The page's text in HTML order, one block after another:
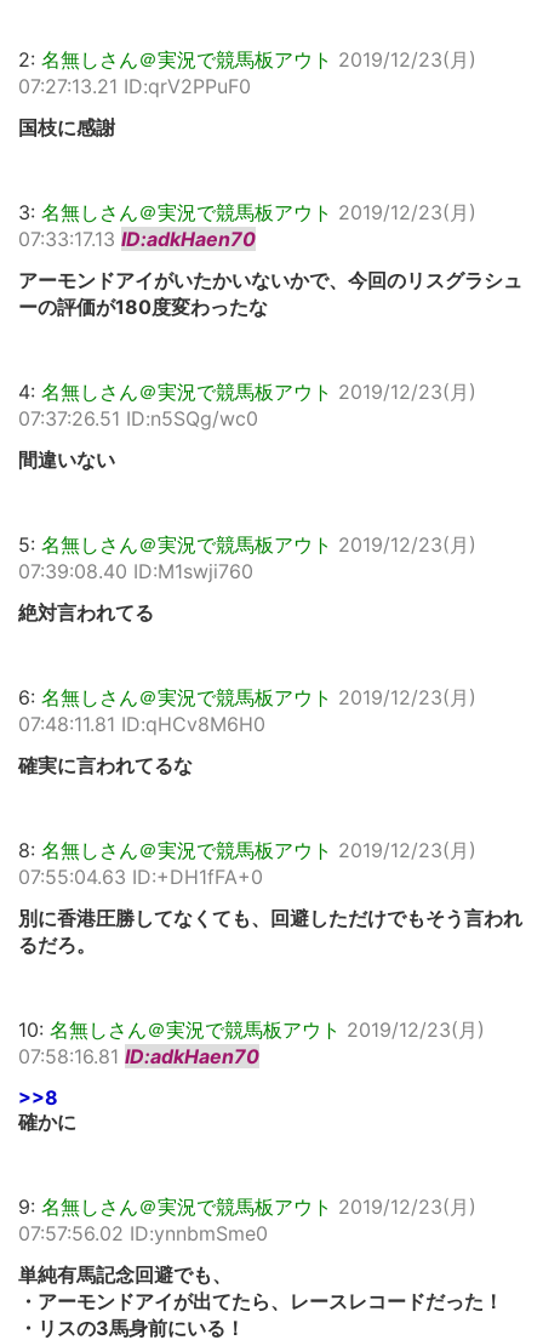
2: 名無しさん＠実況で競馬板アウト 2019/12/23(月)
07:27:13.21 ID:qrV2PPuF0
国枝に感謝
3: 名無しさん＠実況で競馬板アウト 2019/12/23(月)
07:33:17.13 ID:adkHaen70
アーモンドアイがいたかいないかで、今回のリスグラシュ
ーの評価が180度変わったな
4: 名無しさん＠実況で競馬板アウト 2019/12/23(月)
07:37:26.51 ID:n5SQg/wc0
間違いない
5: 名無しさん＠実況で競馬板アウト 2019/12/23(月)
07:39:08.40 ID:M1swji760
絶対言われてる
6: 名無しさん＠実況で競馬板アウト 2019/12/23(月)
07:48:11.81 ID:qHCv8M6H0
確実に言われてるな
8: 名無しさん＠実況で競馬板アウト 2019/12/23(月)
07:55:04.63 ID:+DH1fFA+0
別に香港圧勝してなくても、回避しただけでもそう言われ
るだろ。
10: 名無しさん＠実況で競馬板アウト 2019/12/23(月)
07:58:16.81 ID:adkHaen70
>>8
確かに
9: 名無しさん＠実況で競馬板アウト 2019/12/23(月)
07:57:56.02 ID:ynnbmSme0
単純有馬記念回避でも、
・アーモンドアイが出てたら、レースレコードだった！
・リスの3馬身前にいる！